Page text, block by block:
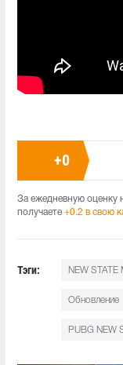
+0
За ежедневную оценку
получаете +0.2 в свою
Тэги: NEW STATE
Обновление
PUBG NEW